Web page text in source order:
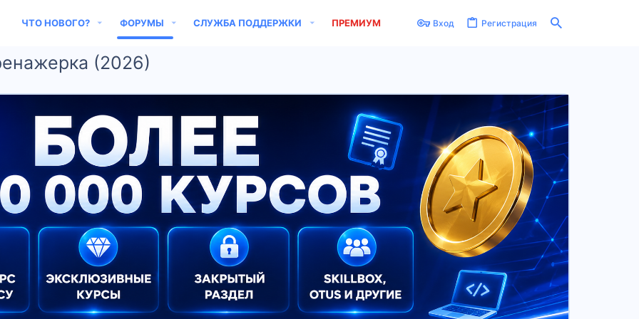
ЧТО НОВОГО? ФОРУМЫ СЛУЖБА ПОДДЕРЖКИ ПРЕМИУМ Вход Регистрация
(2026)